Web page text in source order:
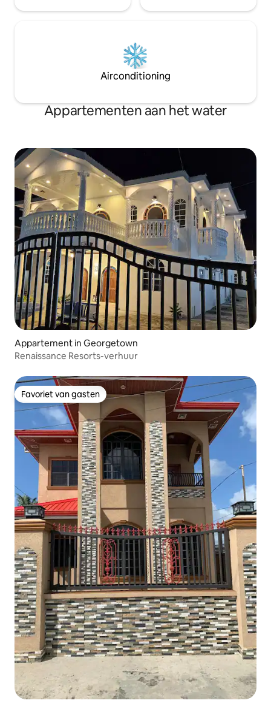
Airconditioning
Appartementen aan het water
Appartement in Georgetown
Renaissance Resorts-verhuur
Favoriet van gasten
Favoriet van gasten